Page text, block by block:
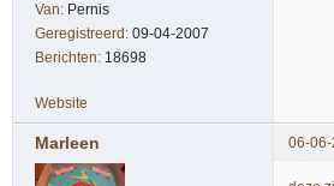
Van: Pernis
Geregistreerd: 09-04-2007
Berichten: 18698
Website
Marleen 06-